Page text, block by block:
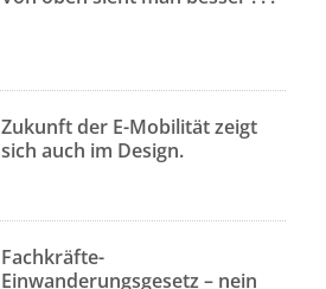
Zukunft der E-Mobilität zeigt
sich auch im Design.
Fachkräfte-
Einwanderungsgesetz – nein